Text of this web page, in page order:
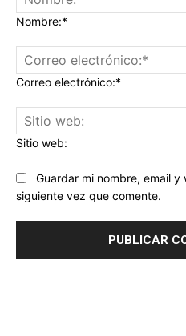
Nombre:*
Correo electrónico:*
Sitio web:
Guardar mi nombre, email
siguiente vez que comente.